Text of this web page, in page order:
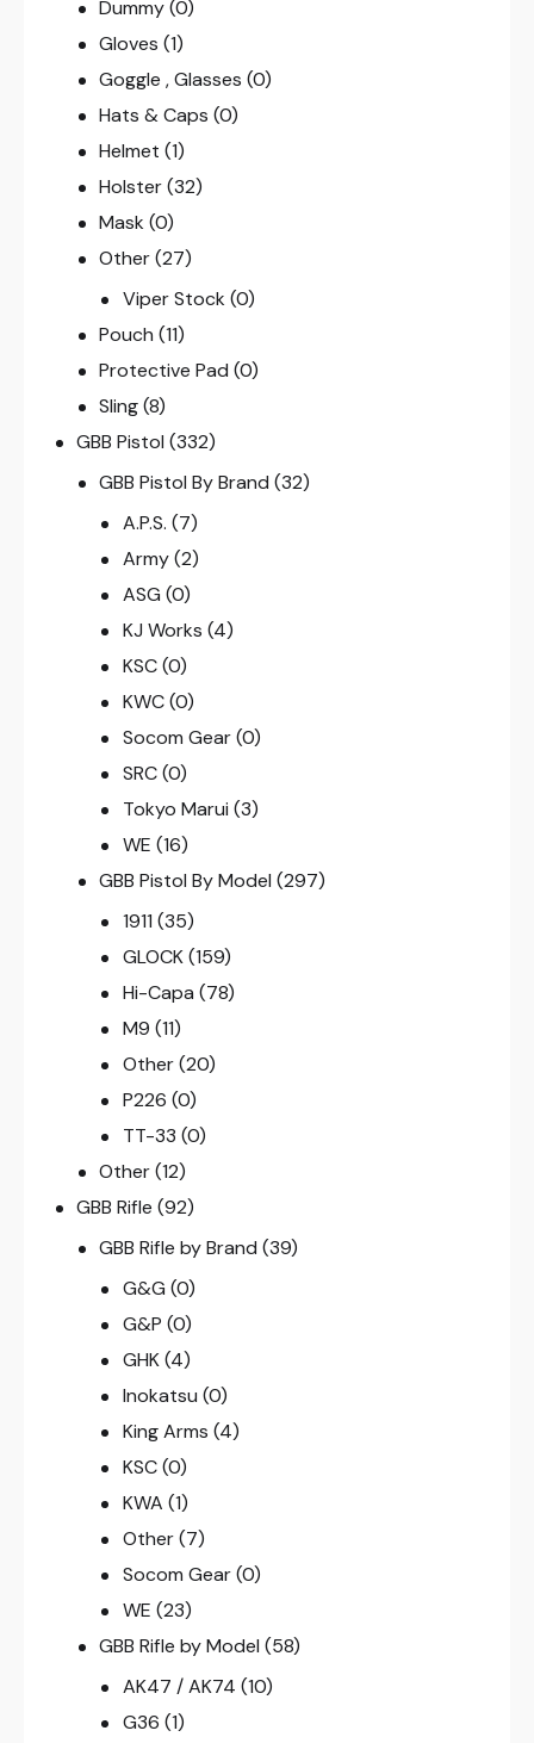
Dummy (0)
Gloves (1)
Goggle , Glasses (0)
Hats & Caps (0)
Helmet (1)
Holster (32)
Mask (0)
Other (27)
Viper Stock (0)
Pouch (11)
Protective Pad (0)
Sling (8)
GBB Pistol (332)
GBB Pistol By Brand (32)
A.P.S. (7)
Army (2)
ASG (0)
KJ Works (4)
KSC (0)
KWC (0)
Socom Gear (0)
SRC (0)
Tokyo Marui (3)
WE (16)
GBB Pistol By Model (297)
1911 (35)
GLOCK (159)
Hi-Capa (78)
M9 (11)
Other (20)
P226 (0)
TT-33 (0)
Other (12)
GBB Rifle (92)
GBB Rifle by Brand (39)
G&G (0)
G&P (0)
GHK (4)
Inokatsu (0)
King Arms (4)
KSC (0)
KWA (1)
Other (7)
Socom Gear (0)
WE (23)
GBB Rifle by Model (58)
AK47 / AK74 (10)
G36 (1)